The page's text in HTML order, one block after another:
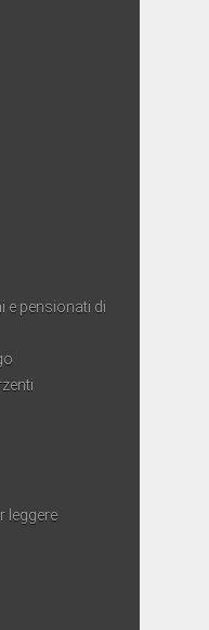
e pensionati di
leggere